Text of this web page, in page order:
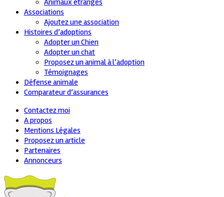
Animaux étranges
Associations
Ajoutez une association
Histoires d’adoptions
Adopter un Chien
Adopter un chat
Proposez un animal à l’adoption
Témoignages
Défense animale
Comparateur d’assurances
Contactez moi
A propos
Mentions Légales
Proposez un article
Partenaires
Annonceurs